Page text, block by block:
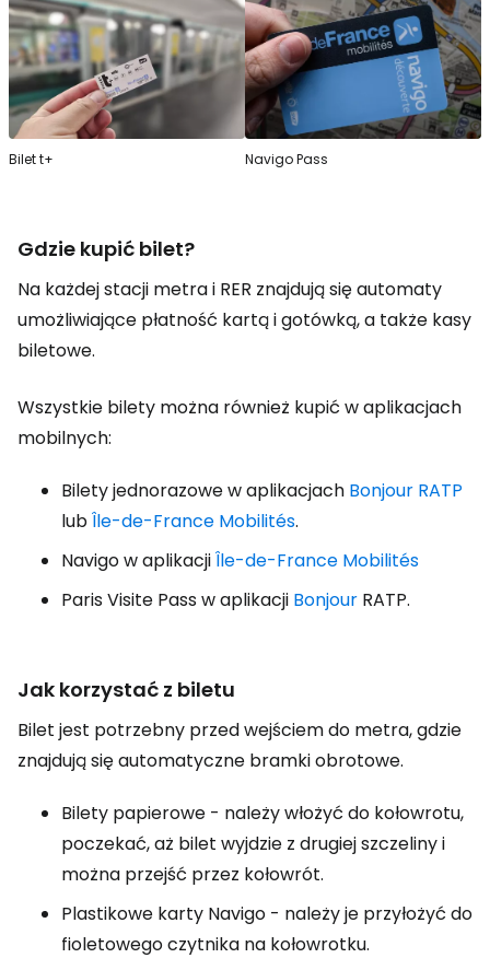
Bilet t+ Navigo Pass
Gdzie kupić bilet?
Na każdej stacji metra i RER znajdują się automaty
umożliwiające płatność kartą i gotówką, a także kasy
biletowe.
Wszystkie bilety można również kupić w aplikacjach
mobilnych:
Bilety jednorazowe w aplikacjach Bonjour RATP
lubÎle-de-France Mobilités.
Navigo w aplikacjiÎle-de-France Mobilités
Paris Visite Pass w aplikacji Bonjour RATP.
Jak korzystać z biletu
Bilet jest potrzebny przed wejściem do metra, gdzie
znajdują się automatyczne bramki obrotowe.
Bilety papierowe - należy włożyć do kołowrotu,
poczekać, aż bilet wyjdzie z drugiej szczeliny i
można przejść przez kołowrót.
Plastikowe karty Navigo - należy je przyłożyć do
fioletowego czytnika na kołowrotku.